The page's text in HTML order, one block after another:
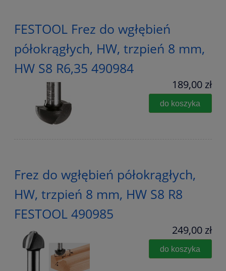
FESTOOL Frez do wgłębień
półokrągłych, HW, trzpień 8 mm,
HW S8 R6,35 490984
189,00 zł
do koszyka
Frez do wgłębień półokrągłych,
HW, trzpień 8 mm, HW S8 R8
FESTOOL 490985
249,00 zł
do koszyka